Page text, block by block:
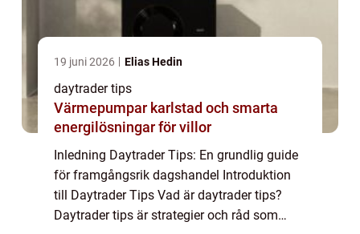
19 juni 2026 Elias Hedin
daytrader tips
Värmepumpar karlstad och smarta
energilösningar för villor
Inledning Daytrader Tips: En grundlig guide
för framgångsrik dagshandel Introduktion
till Daytrader Tips Vad är daytrader tips?
Daytrader tips är strategier och råd som